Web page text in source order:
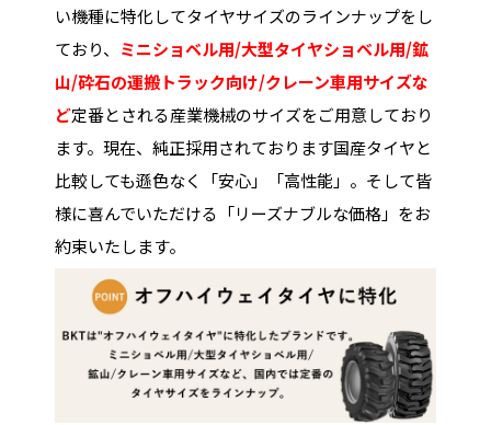
い機種に特化してタイヤサイズのラインナップをし
ており、 ミニショベル用/大型タイヤショベル用/鉱
山/砕石の運搬トラック向け/クレーン車用サイズな
ど定番とされる産業機械のサイズをご用意しており
ます。現在、純正採用されております国産タイヤと
比較しても遜色なく「安心」「高性能」。そして皆
様に喜んでいただける「リーズナブルな価格」をお
約束いたします。